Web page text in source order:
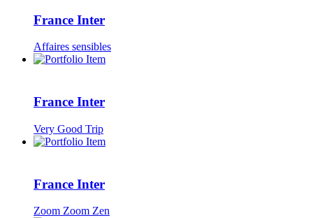
France Inter
Affaires sensibles
France Inter
Very Good Trip
France Inter
Zoom Zoom Zen